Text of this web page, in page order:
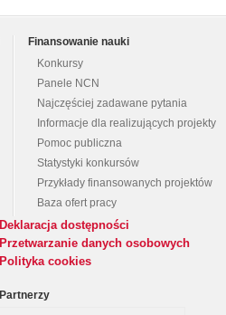
Finansowanie nauki
Konkursy
Panele NCN
Najczęściej zadawane pytania
Informacje dla realizujących projekty
Pomoc publiczna
Statystyki konkursów
Przykłady finansowanych projektów
Baza ofert pracy
Deklaracja dostępności
Przetwarzanie danych osobowych
Polityka cookies
Partnerzy